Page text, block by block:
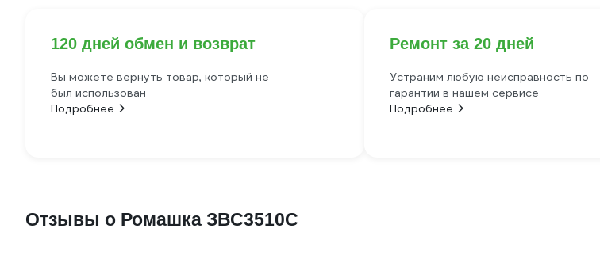
120 дней обмен и возврат
Вы можете вернуть товар, который не
был использован
Подробнее
Ремонт за 20 дней
Устраним любую неисправность по
гарантии в нашем сервисе
Подробнее
Отзывы о Ромашка ЗВС3510С